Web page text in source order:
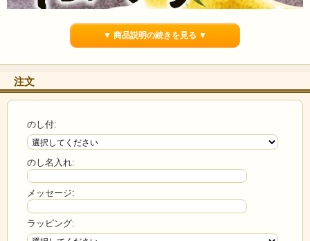
長野県知事賞・厚生大臣賞・長野県選択無形文化財指定
と数々の表彰を受けています！
▼ 商品説明の続きを見る ▼
注文
のし付:
のし名入れ:
メッセージ:
ラッピング: